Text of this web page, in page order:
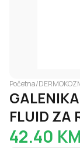
Početna/
FLUID ZA
42.40 KM